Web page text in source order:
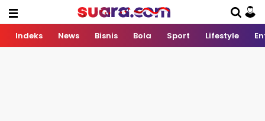
Indeks News Bisnis Bola Sport Lifestyle